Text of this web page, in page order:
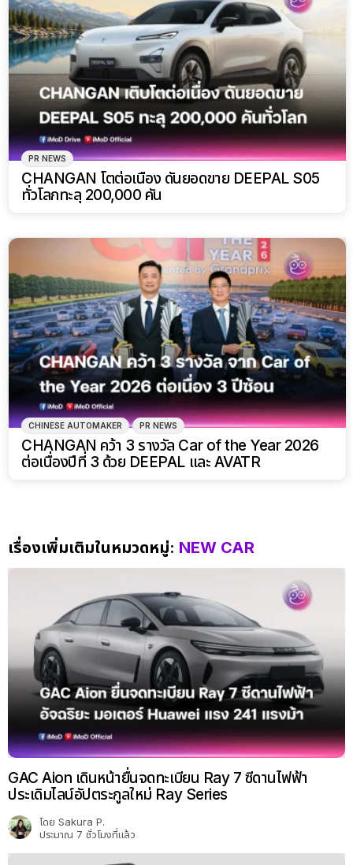
PR NEWS
CHANGAN โตต่อเนื่อง ดันยอดขาย DEEPAL S05
ทั่วโลกทะลุ 200,000 คัน
CHINESE AUTOMAKER PR NEWS
CHANGAN คว้า 3 รางวัล Car of the Year 2026
ต่อเนื่องปีที่ 3 ด้วย DEEPAL และ AVATR
เรื่องเพิ่มเติมในหมวดหมู่: NEW CAR
GAC Aion เดินหน้ายื่นจดทะเบียน Ray 7 ซีดานไฟฟ้า
ประเดิมไลน์อัปตระกูลใหม่ Ray Series
โดย Sakura P.
ประมาณ 7 ชั่วโมงที่แล้ว